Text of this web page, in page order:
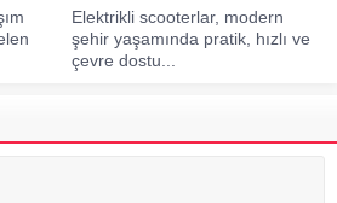
Elektrikli scooterlar, modern
şehir yaşamında pratik, hızlı ve
çevre dostu...